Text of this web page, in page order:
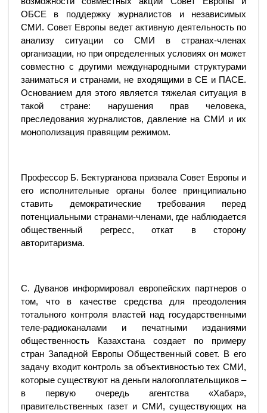
ОБСЕ в поддержку журналистов и независимых
СМИ. Совет Европы ведет активную деятельность по
анализу ситуации со СМИ в странах-членах
организации, но при определенных условиях он может
совместно с другими международными структурами
заниматься и странами, не входящими в СЕ и ПАСЕ.
Основанием для этого является тяжелая ситуация в
такой стране: нарушения прав человека,
преследования журналистов, давление на СМИ и их
монополизация правящим режимом.
Профессор Б. Бектурганова призвала Совет Европы и
его исполнительные органы более принципиально
ставить демократические требования перед
потенциальными странами-членами, где наблюдается
общественный регресс, откат в сторону
авторитаризма.
С. Дуванов информировал европейских партнеров о
том, что в качестве средства для преодоления
тотального контроля властей над государственными
теле-радиоканалами и печатными изданиями
общественность Казахстана создает по примеру
стран Западной Европы Общественный совет. В его
задачу входит контроль за объективностью тех СМИ,
которые существуют на деньги налогоплательщиков –
в первую очередь агентства «Хабар»,
правительственных газет и СМИ, существующих на